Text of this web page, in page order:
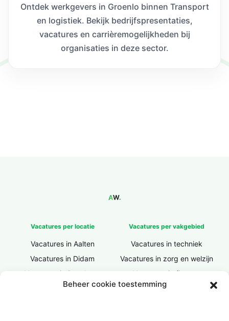
Beheer cookie toestemming
Ontdek werkgevers in Groenlo binnen Transport
en logistiek. Bekijk bedrijfspresentaties,
vacatures en carrièremogelijkheden bij
organisaties in deze sector.
Vacatures per locatie
Vacatures in Aalten
Vacatures in Didam
Vacatures in Doesburg
Vacatures in Doetinchem
Vacatures per vakgebied
Vacatures in techniek
Vacatures in zorg en welzijn
Vacatures in finance
Vacatures in ICT / IT